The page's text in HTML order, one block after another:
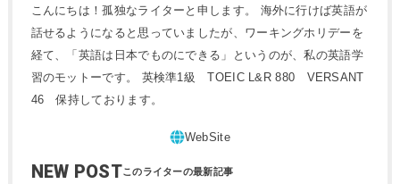
こんにちは！孤独なライターと申します。 海外に行けば英語が
話せるようになると思っていましたが、ワーキングホリデーを
経て、「英語は日本でものにできる」というのが、私の英語学
習のモットーです。 英検準1級 TOEIC L&R 880 VERSANT
46 保持しております。
NEW POST